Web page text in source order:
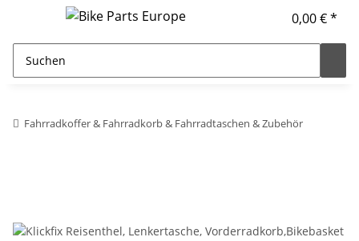
0,00 € *
Fahrradkoffer & Fahrradkorb & Fahrradtaschen & Zubehör